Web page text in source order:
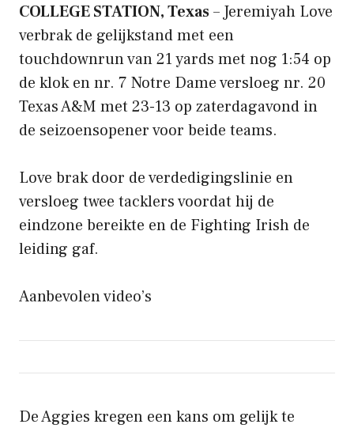
COLLEGE STATION, Texas– Jeremiyah Love
verbrak de gelijkstand met een
touchdownrun van 21 yards met nog 1:54 op
de klok en nr. 7 Notre Dame versloeg nr. 20
Texas A&M met 23-13 op zaterdagavond in
de seizoensopener voor beide teams.
Love brak door de verdedigingslinie en
versloeg twee tacklers voordat hij de
eindzone bereikte en de Fighting Irish de
leiding gaf.
Aanbevolen video’s
De Aggies kregen een kans om gelijk te